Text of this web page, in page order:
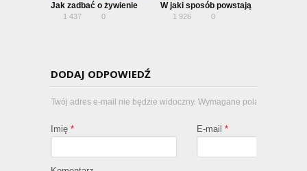
Jak zadbać o żywienie
krów mlecznych w
1 437 0
W jaki sposób powstają
pojemniki do lodów?
1 926 0
DODAJ ODPOWIEDŹ
Twój adres e-mail nie będzie widoczny. Wymagane pola oznaczone
Imię * E-mail *